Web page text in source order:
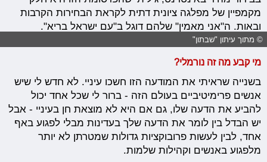
מקמפיין של מפלגה ציונית דתית לקראת הבחירות הקרבות
ובאות. ה"אני מאמין" שלהם דוגל ב"עם ישראל בריא".
© מתוך עיתון "שבתון"
מי קבע מה זה נורמלי?
בשנייה שראיתי את המודעה הזו חשכו עיניי. לא חדש לי שיש
אנשים פרימיטיביים בעולם הזה - ברור לי שכל אחד יכול
להביע את הדעה שלו, גם אם היא לא מוצאת חן בעיניי - אבל
יש הבדל בין לומר את הדעה שלך בעדינות מבלי לפגוע באף
אחד, לבין לעשות פרובוקציות גדולות שמטרתן לא יותר
מלפגוע באנשים וקהילות שלמות.